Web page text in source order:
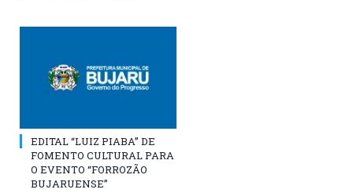
EDITAL “LUIZ PIABA” DE
FOMENTO CULTURAL PARA
O EVENTO “FORROZÃO
BUJARUENSE”